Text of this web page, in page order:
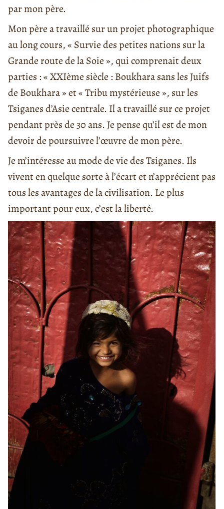
par mon père.
Mon père a travaillé sur un projet photographique
au long cours, « Survie des petites nations sur la
Grande route de la Soie », qui comprenait deux
parties : « XXIème siècle : Boukhara sans les Juifs
de Boukhara » et « Tribu mystérieuse », sur les
Tsiganes d’Asie centrale. Il a travaillé sur ce projet
pendant près de 30 ans. Je pense qu’il est de mon
devoir de poursuivre l’œuvre de mon père.
Je m’intéresse au mode de vie des Tsiganes. Ils
vivent en quelque sorte à l’écart et n’apprécient pas
tous les avantages de la civilisation. Le plus
important pour eux, c’est la liberté.